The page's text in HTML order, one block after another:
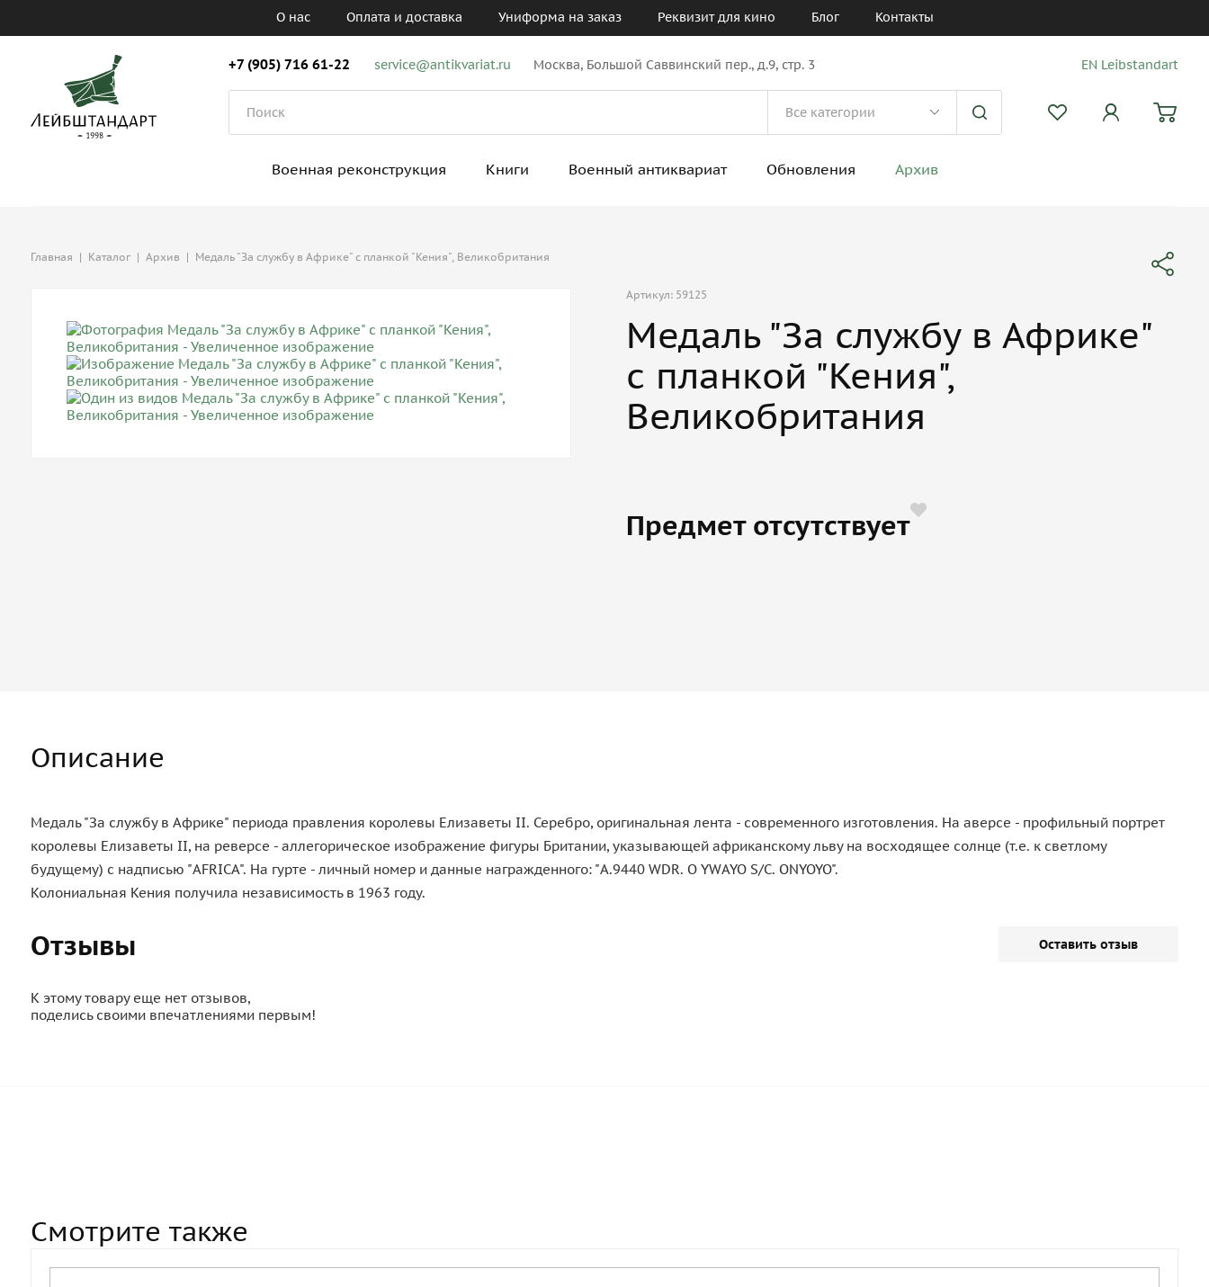
О нас Оплата и доставка Униформа на заказ Реквизит для кино Блог Контакты
+7 (905) 716 61-22 service@antikvariat.ru Москва, Большой Саввинский пер., д.9, стр. 3 EN Leibstandart
Военная реконструкция Книги Военный антиквариат Обновления Архив
Главная | Каталог | Архив | Медаль "За службу в Африке" с планкой "Кения", Великобритания
Артикул: 59125
Медаль "За службу в Африке"
с планкой "Кения",
Великобритания
Предмет отсутствует
Описание
Медаль "За службу в Африке" периода правления королевы Елизаветы II. Серебро, оригинальная лента - современного изготовления. На аверсе - профильный портрет
королевы Елизаветы II, на реверсе - аллегорическое изображение фигуры Британии, указывающей африканскому льву на восходящее солнце (т.е. к светлому
будущему) с надписью "AFRICA". На гурте - личный номер и данные награжденного: "A.9440 WDR. O YWAYO S/C. ONYOYO".
Колониальная Кения получила независимость в 1963 году.
Отзывы Оставить отзыв
К этому товару еще нет отзывов,
поделись своими впечатлениями первым!
Смотрите также